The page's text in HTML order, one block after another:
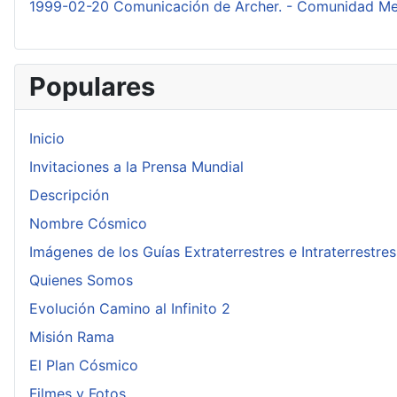
1999-02-20 Comunicación de Archer. - Comunidad
Populares
Inicio
Invitaciones a la Prensa Mundial
Descripción
Nombre Cósmico
Imágenes de los Guías Extraterrestres e Intraterrestres
Quienes Somos
Evolución Camino al Infinito 2
Misión Rama
El Plan Cósmico